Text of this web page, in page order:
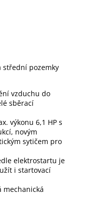
střední pozemky
vzduchu do
sběrací
výkonu 6,1 HP s
novým
sytičem pro
elektrostartu je
i startovací
mechanická